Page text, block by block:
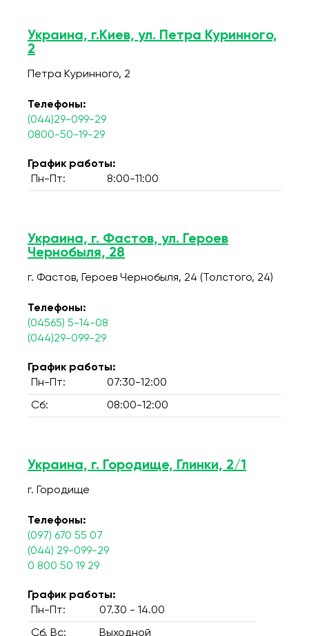
Украина, г.Киев, ул. Петра Куринного,
2
Петра Куринного, 2
Телефоны:
(044)29-099-29
0800-50-19-29
График работы:
Пн-Пт:
8:00-11:00
Украина, г. Фастов, ул. Героев
Чернобыля, 28
г. Фастов, Героев Чернобыля, 24 (Толстого, 24)
Телефоны:
(04565) 5-14-08
(044)29-099-29
График работы:
Пн-Пт:
07:30-12:00
Сб: 08:00-12:00
Украина, г. Городище, Глинки, 2/1
г. Городище
Телефоны:
(097) 670 55 07
(044) 29-099-29
0 800 50 19 29
График работы:
Пн-Пт:
07.30 - 14.00
Сб, Вс: Выходной